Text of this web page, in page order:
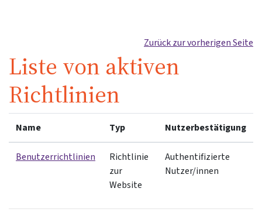
Zurück zur vorherigen Seite
Liste von aktiven
Richtlinien
Name Typ Nutzerbestätigung
Benutzerrichtlinien
Richtlinie
zur
Website
Authentifizierte
Nutzer/innen